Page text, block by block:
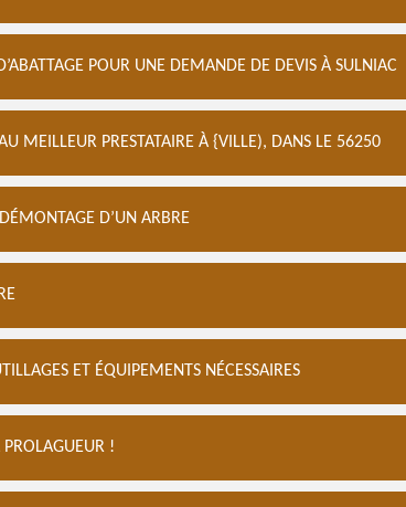
POUR UNE DEMANDE DE DEVIS À SULNIAC
MEILLEUR PRESTATAIRE À {VILLE), DANS LE 56250
D’UN ARBRE
ET ÉQUIPEMENTS NÉCESSAIRES
PROLAGUEUR !